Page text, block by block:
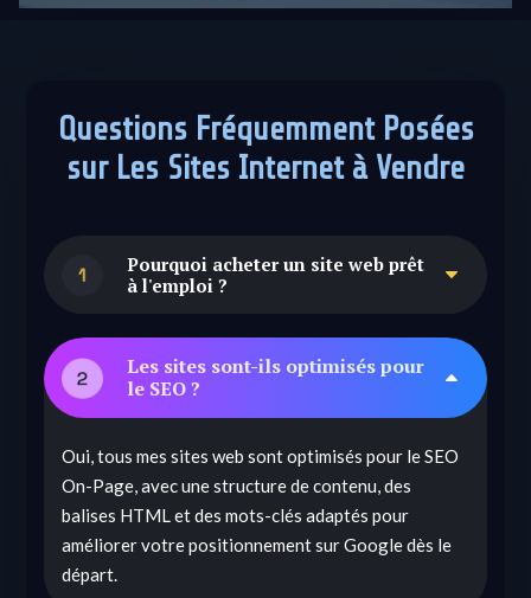
Questions Fréquemment Posées
sur Les Sites Internet à Vendre
Pourquoi acheter un site web prêt
à l'emploi ?
C
de lancer rapidement votre activité en ligne, avec un
design professionnel et une optimisation SEO déjà
développement ou de la configuration initiale.
Les sites sont-ils optimisés pour
le SEO ?
B
Oui, tous mes sites web sont optimisés pour le SEO
On-Page, avec une structure de contenu, des
balises HTML et des mots-clés adaptés pour
améliorer votre positionnement sur Google dès le
départ.